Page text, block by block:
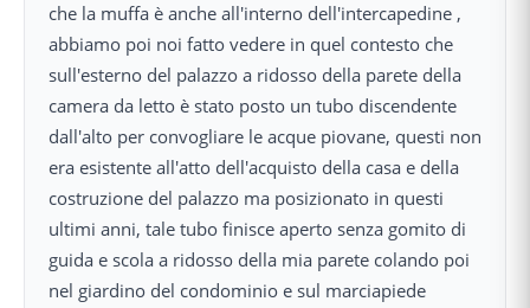
che la muffa è anche all'interno dell'intercapedine ,
abbiamo poi noi fatto vedere in quel contesto che
sull'esterno del palazzo a ridosso della parete della
camera da letto è stato posto un tubo discendente
dall'alto per convogliare le acque piovane, questi non
era esistente all'atto dell'acquisto della casa e della
costruzione del palazzo ma posizionato in questi
ultimi anni, tale tubo finisce aperto senza gomito di
guida e scola a ridosso della mia parete colando poi
nel giardino del condominio e sul marciapiede